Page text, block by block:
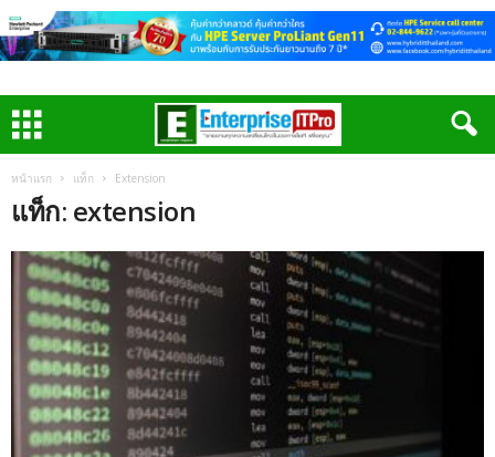
หน้าแรก แท็ก Extension
แท็ก: extension